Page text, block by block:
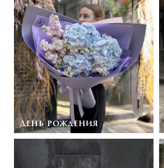
День рождения